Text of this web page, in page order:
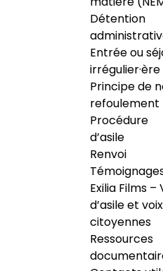
Détention
Entrée ou
irrégulier·ère
Principe de
refoulement
Procédure
d’asile
Renvoi
Exilia Films –
d’asile et voix
citoyennes
Ressources